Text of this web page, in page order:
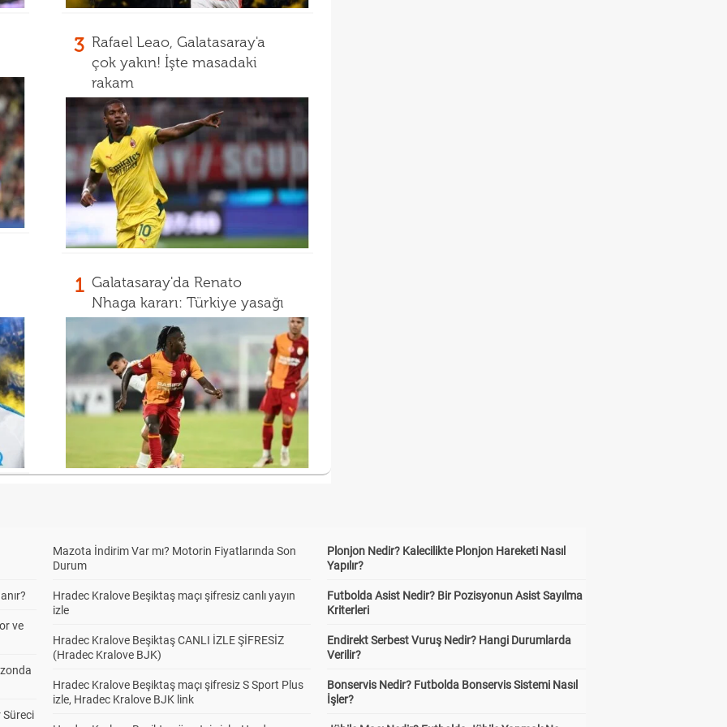
3 Rafael Leao, Galatasaray'a
çok yakın! İşte masadaki
rakam
1 Galatasaray'da Renato
Nhaga kararı: Türkiye yasağı
ve
Süreci
Mazota İndirim Var mı? Motorin Fiyatlarında Son
Durum
Hradec Kralove Beşiktaş maçı şifresiz canlı yayın
izle
Hradec Kralove Beşiktaş CANLI İZLE ŞİFRESİZ
(Hradec Kralove BJK)
Hradec Kralove Beşiktaş maçı şifresiz S Sport Plus
izle, Hradec Kralove BJK link
Plonjon Nedir? Kalecilikte Plonjon Hareketi Nasıl
Yapılır?
Futbolda Asist Nedir? Bir Pozisyonun Asist Sayılma
Kriterleri
Endirekt Serbest Vuruş Nedir? Hangi Durumlarda
Verilir?
Bonservis Nedir? Futbolda Bonservis Sistemi Nasıl
İşler?